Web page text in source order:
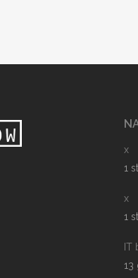
x
1
x
1
IT
13